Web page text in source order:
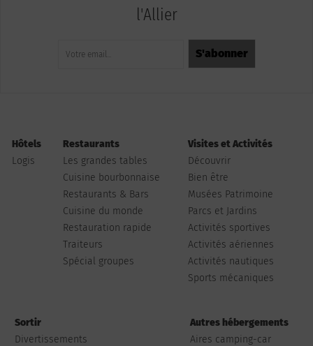
l'Allier
Hôtels
Logis
Restaurants
Les grandes tables
Cuisine bourbonnaise
Restaurants & Bars
Cuisine du monde
Restauration rapide
Traiteurs
Spécial groupes
Visites et Activités
Découvrir
Bien être
Musées Patrimoine
Parcs et Jardins
Activités sportives
Activités aériennes
Activités nautiques
Sports mécaniques
Sortir
Divertissements
Autres hébergements
Aires camping-car